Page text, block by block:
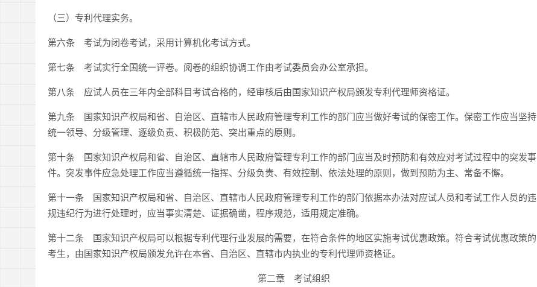
（三）专利代理实务。
第六条 考试为闭卷考试，采用计算机化考试方式。
第七条 考试实行全国统一评卷。阅卷的组织协调工作由考试委员会办公室承担。
第八条 应试人员在三年内全部科目考试合格的，经审核后由国家知识产权局颁发专利代理师资格证。
第九条 国家知识产权局和省、自治区、直辖市人民政府管理专利工作的部门应当做好考试的保密工作。保密工作应当坚持
统一领导、分级管理、逐级负责、积极防范、突出重点的原则。
第十条 国家知识产权局和省、自治区、直辖市人民政府管理专利工作的部门应当及时预防和有效应对考试过程中的突发事
件。突发事件应急处理工作应当遵循统一指挥、分级负责、有效控制、依法处理的原则，做到预防为主、常备不懈。
第十一条 国家知识产权局和省、自治区、直辖市人民政府管理专利工作的部门依据本办法对应试人员和考试工作人员的违
规违纪行为进行处理时，应当事实清楚、证据确凿，程序规范，适用规定准确。
第十二条 国家知识产权局可以根据专利代理行业发展的需要，在符合条件的地区实施考试优惠政策。符合考试优惠政策的
考生，由国家知识产权局颁发允许在本省、自治区、直辖市内执业的专利代理师资格证。
第二章 考试组织